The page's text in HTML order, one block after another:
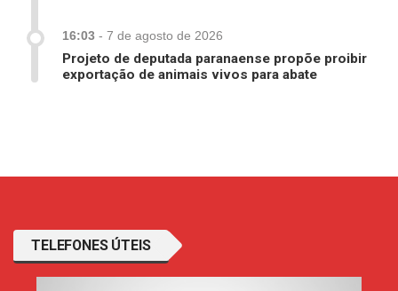
16:03 - 7 de agosto de 2026
Projeto de deputada paranaense propõe proibir
exportação de animais vivos para abate
TELEFONES ÚTEIS